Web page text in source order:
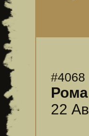
#4068
22